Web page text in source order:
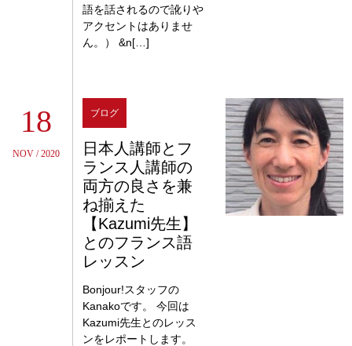
語を話されるので訛りや
アクセントはありませ
ん。） &n[…]
18
NOV / 2020
ブログ
日本人講師とフ
ランス人講師の
両方の良さを兼
ね揃えた
【Kazumi先生】
とのフランス語
レッスン
Bonjour!スタッフの
Kanakoです。 今回は
Kazumi先生とのレッス
ンをレポートします。